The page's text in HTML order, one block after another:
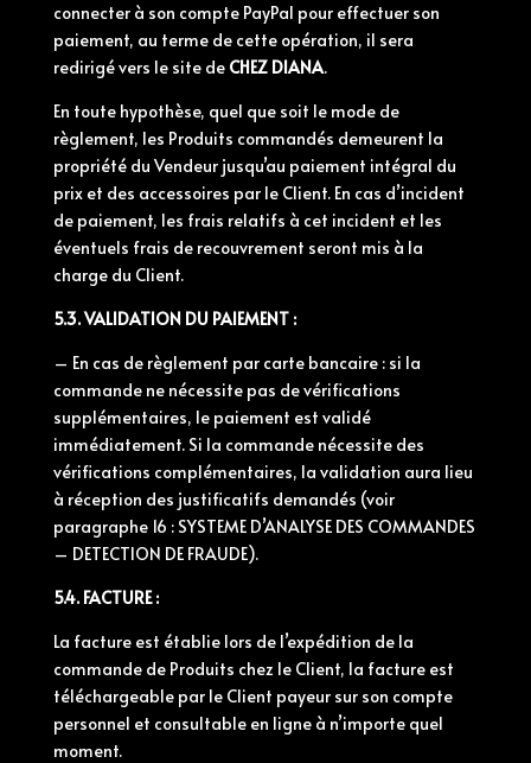
connecter à son compte PayPal pour effectuer son
paiement, au terme de cette opération, il sera
redirigé vers le site de CHEZ DIANA.
En toute hypothèse, quel que soit le mode de
règlement, les Produits commandés demeurent la
propriété du Vendeur jusqu’au paiement intégral du
prix et des accessoires par le Client. En cas d’incident
de paiement, les frais relatifs à cet incident et les
éventuels frais de recouvrement seront mis à la
charge du Client.
5.3. VALIDATION DU PAIEMENT :
– En cas de règlement par carte bancaire : si la
commande ne nécessite pas de vérifications
supplémentaires, le paiement est validé
immédiatement. Si la commande nécessite des
vérifications complémentaires, la validation aura lieu
à réception des justificatifs demandés (voir
paragraphe 16 : SYSTEME D’ANALYSE DES COMMANDES
– DETECTION DE FRAUDE).
5.4. FACTURE :
La facture est établie lors de l’expédition de la
commande de Produits chez le Client, la facture est
téléchargeable par le Client payeur sur son compte
personnel et consultable en ligne à n’importe quel
moment.